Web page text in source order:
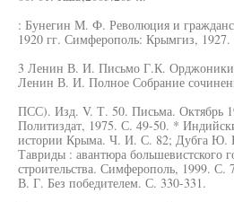
: Бунегин М. Ф. Революция и
1920 гг. Симферополь: Крымгиз, 1927.
3 Ленин В. И. Письмо Г.К.
Ленин В. И. Полное Собрание
ПСС). Изд. V. Т. 50. Письма. Октябрь
Политиздат, 1975. С. 49-50. *
истории Крыма. Ч. И. С. 82; Дубга Ю.
Тавриды : авантюра большевистского
строительства. Симферополь, 1999.
В. Г. Без победителем. С. 330-331.